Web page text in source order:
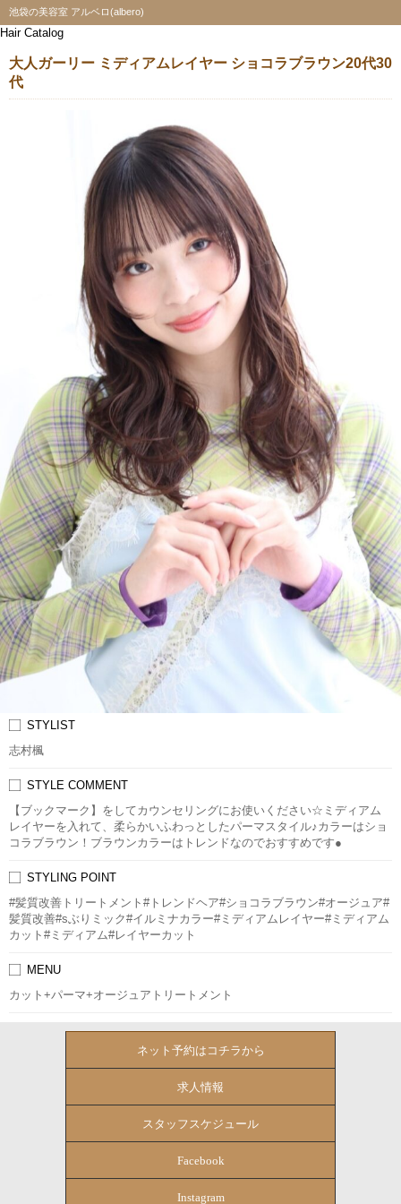
池袋の美容室 アルベロ(albero)
Hair Catalog
大人ガーリー ミディアムレイヤー ショコラブラウン20代30
代
STYLIST
志村楓
STYLE COMMENT
【ブックマーク】をしてカウンセリングにお使いください☆ミディアム
レイヤーを入れて、柔らかいふわっとしたパーマスタイル♪カラーはショ
コラブラウン！ブラウンカラーはトレンドなのでおすすめです●
STYLING POINT
#髪質改善トリートメント#トレンドヘア#ショコラブラウン#オージュア#
髪質改善#sぶりミック#イルミナカラー#ミディアムレイヤー#ミディアム
カット#ミディアム#レイヤーカット
MENU
カット+パーマ+オージュアトリートメント
ネット予約はコチラから
求人情報
スタッフスケジュール
Facebook
Instagram